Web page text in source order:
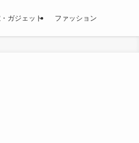
ガジェット ファッション